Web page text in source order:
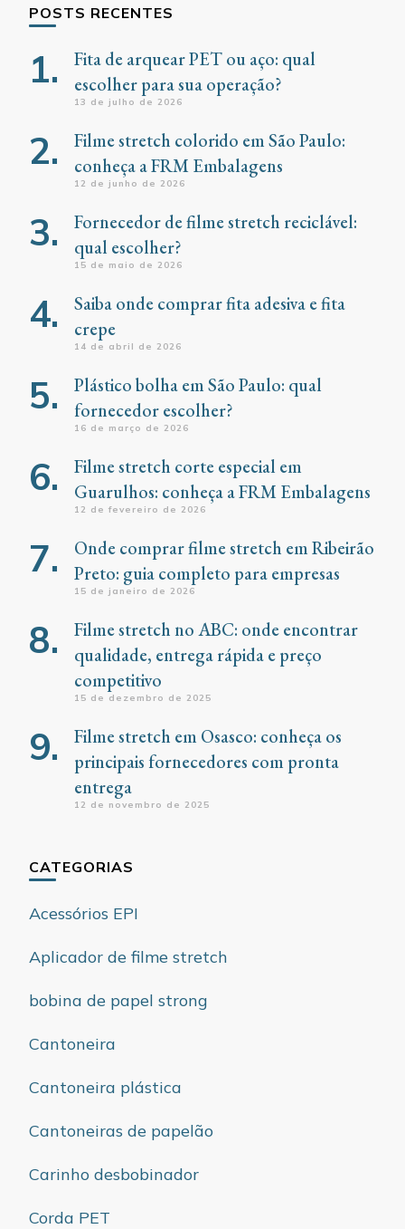
POSTS RECENTES
Fita de arquear PET ou aço: qual
escolher para sua operação?
13 de julho de 2026
Filme stretch colorido em São Paulo:
conheça a FRM Embalagens
12 de junho de 2026
Fornecedor de filme stretch reciclável:
qual escolher?
15 de maio de 2026
Saiba onde comprar fita adesiva e fita
crepe
14 de abril de 2026
Plástico bolha em São Paulo: qual
fornecedor escolher?
16 de março de 2026
Filme stretch corte especial em
Guarulhos: conheça a FRM Embalagens
12 de fevereiro de 2026
Onde comprar filme stretch em Ribeirão
Preto: guia completo para empresas
15 de janeiro de 2026
Filme stretch no ABC: onde encontrar
qualidade, entrega rápida e preço
competitivo
15 de dezembro de 2025
Filme stretch em Osasco: conheça os
principais fornecedores com pronta
entrega
12 de novembro de 2025
CATEGORIAS
Acessórios EPI
Aplicador de filme stretch
bobina de papel strong
Cantoneira
Cantoneira plástica
Cantoneiras de papelão
Carinho desbobinador
Corda PET